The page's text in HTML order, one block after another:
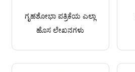
ಗೃಹಶೋಭಾ ಪತ್ರಿಕೆಯ ಎಲ್ಲಾ
ಹೊಸ ಲೇಖನಗಳು